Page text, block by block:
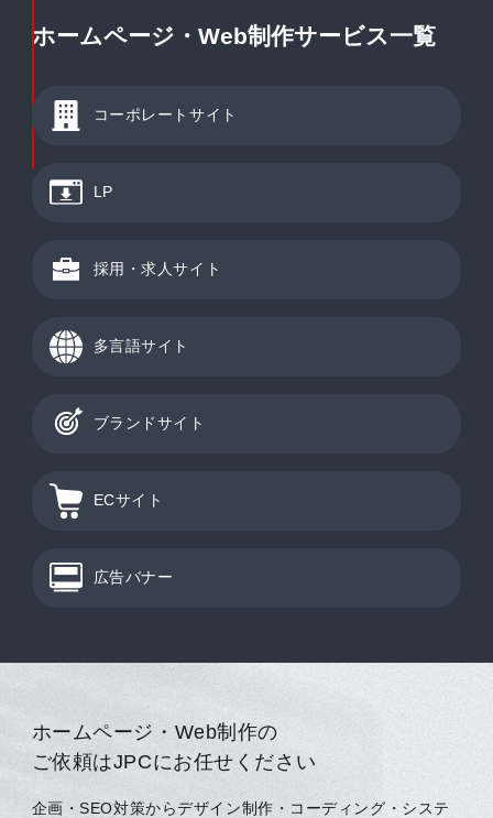
ホームページ・Web制作サービス一覧
コーポレートサイト
LP
採用・求人サイト
多言語サイト
ブランドサイト
ECサイト
広告バナー
ホームページ・Web制作の
ご依頼はJPCにお任せください
企画・SEO対策からデザイン制作・コーディング・システ